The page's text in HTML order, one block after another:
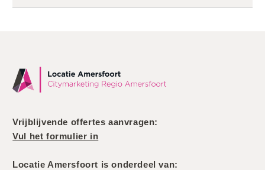
Vrijblijvende offertes aanvragen:
Vul het formulier in
Locatie Amersfoort is onderdeel van: